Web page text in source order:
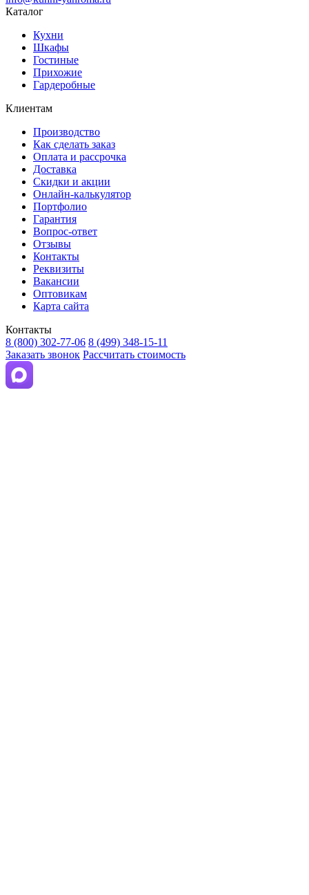
Каталог
Кухни
Шкафы
Гостиные
Прихожие
Гардеробные
Клиентам
Производство
Как сделать заказ
Оплата и рассрочка
Доставка
Скидки и акции
Онлайн-калькулятор
Портфолио
Гарантия
Вопрос-ответ
Отзывы
Контакты
Реквизиты
Вакансии
Оптовикам
Карта сайта
Контакты
8 (800) 302-77-06 8 (499) 348-15-11
Заказать звонок Рассчитать стоимость